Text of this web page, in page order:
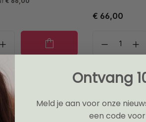
€ 66,00
Ontvang
Meld je aan voor onze
een code voor